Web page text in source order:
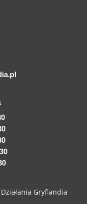
Gryflandia